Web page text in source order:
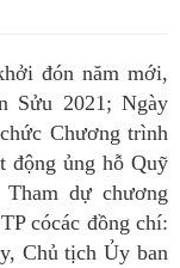
đón năm mới,
Sửu 2021; Ngày
Chương trình
động ủng hỗ Quỹ
dự chương
cócác đồng chí:
Chủ tịch Ủy ban